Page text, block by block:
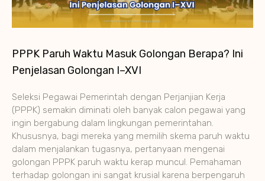
PPPK Paruh Waktu Masuk Golongan Berapa? Ini
Penjelasan Golongan I–XVI
Seleksi Pegawai Pemerintah dengan Perjanjian Kerja
(PPPK) semakin diminati oleh banyak calon pegawai yang
ingin bergabung dalam lingkungan pemerintahan.
Khususnya, bagi mereka yang memilih skema paruh waktu
dalam menjalankan tugasnya, pertanyaan mengenai
golongan PPPK paruh waktu kerap muncul. Pemahaman
terhadap golongan ini sangat krusial karena berpengaruh